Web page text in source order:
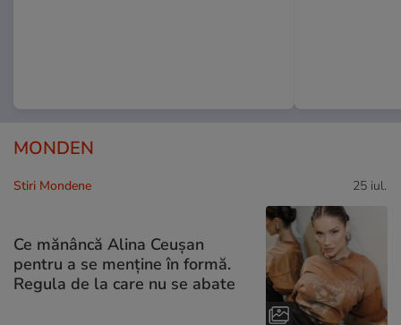
MONDEN
Stiri Mondene 25 iul.
Ce mănâncă Alina Ceușan
pentru a se menține în formă.
Regula de la care nu se abate